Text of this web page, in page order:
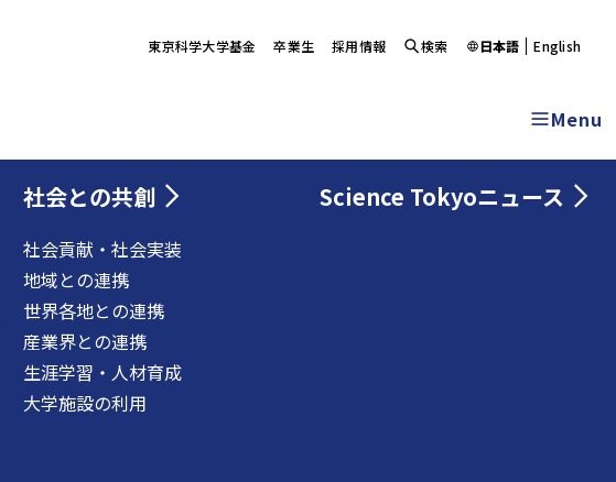
Menu
社会との共創
社会貢献・社会実装
地域との連携
世界各地との連携
産業界との連携
生涯学習・人材育成
大学施設の利用
Science Tokyoニュース
東京科学大学基金 卒業生 採用情報 検索 日本語 English